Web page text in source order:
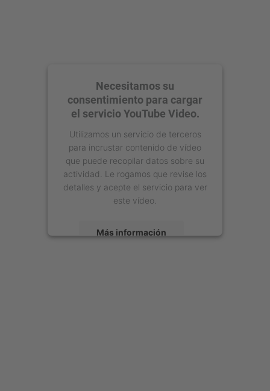
Necesitamos su
consentimiento para cargar
el servicio YouTube Video.
Utilizamos un servicio de terceros
para incrustar contenido de vídeo
que puede recopilar datos sobre su
actividad. Le rogamos que revise los
detalles y acepte el servicio para ver
este vídeo.
Más información